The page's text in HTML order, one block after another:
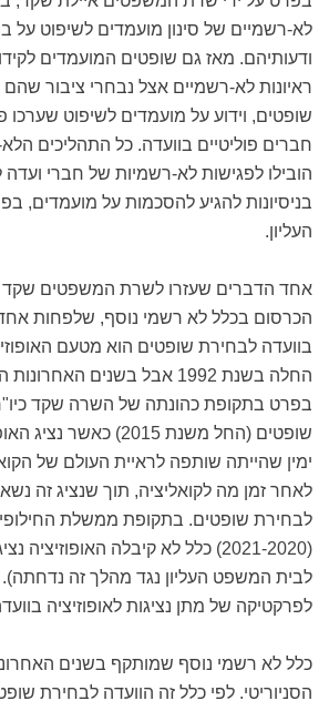
לא-רשמיים של סינון מועמדים לשיפוט
ודעותיהם. מאז גם שופטים המועמדים
ראיונות לא-רשמיים אצל נבחרי ציבור
שופטים, וידוע על מועמדים לשיפוט שערכו
חברים פוליטיים בוועדה. כל התהליכים
הובילו לפגישות לא-רשמיות של חברי
בניסיונות להגיע להסכמות על מועמדים,
העליון.
אחד הדברים שעזרו לשרת המשפטים שקד
הכרסום בכלל לא רשמי נוסף, שלפחות
בוועדה לבחירת שופטים הוא מטעם
החלה בשנת 1992 אבל בשנים
בפרט בתקופת כהונתה של השרה שקד
שופטים (החל משנת 2015)
ימין שהייתה שותפה לראיית העולם של
לאחר זמן מה לקואליציה, תוך שנציג זה
לבחירת שופטים. בתקופת ממשלת
(2021-2020) כלל לא קיבלה
לבית המשפט העליון נגד מהלך זה
לפרקטיקה של מתן נציגות לאופוזיציה
כלל לא רשמי נוסף שמותקף בשנים
הסניוריטי. לפי כלל זה הוועדה לבחירת